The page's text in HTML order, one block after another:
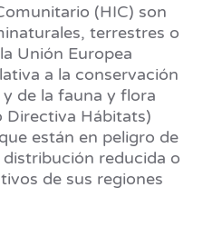
(HIC) son
terrestres o
Unión Europea
a la conservación
de la fauna y flora
Directiva Hábitats)
están en peligro de
reducida o
de sus regiones